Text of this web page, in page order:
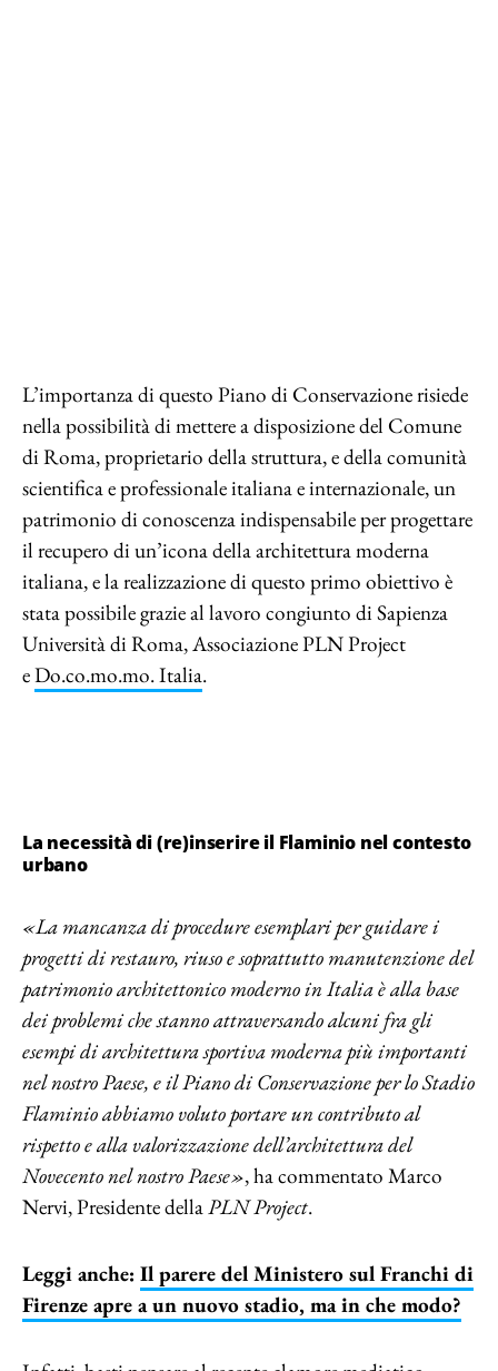
L’importanza di questo Piano di Conservazione risiede
nella possibilità di mettere a disposizione del Comune
di Roma, proprietario della struttura, e della comunità
scientifica e professionale italiana e internazionale, un
patrimonio di conoscenza indispensabile per progettare
il recupero di un’icona della architettura moderna
italiana, e la realizzazione di questo primo obiettivo è
stata possibile grazie al lavoro congiunto di Sapienza
Università di Roma, Associazione PLN Project
eDo.co.mo.mo. Italia.
La necessità di (re)inserire il Flaminio nel contesto
urbano
«La mancanza di procedure esemplari per guidare i
progetti di restauro, riuso e soprattutto manutenzione del
patrimonio architettonico moderno in Italia è alla base
dei problemi che stanno attraversando alcuni fra gli
esempi di architettura sportiva moderna più importanti
nel nostro Paese, e il Piano di Conservazione per lo Stadio
Flaminio abbiamo voluto portare un contributo al
rispetto e alla valorizzazione dell’architettura del
Novecento nel nostro Paese», ha commentato Marco
Nervi, Presidente dellaPLN Project.
Leggi anche: Il parere del Ministero sul Franchi di
Firenze apre a un nuovo stadio, ma in che modo?